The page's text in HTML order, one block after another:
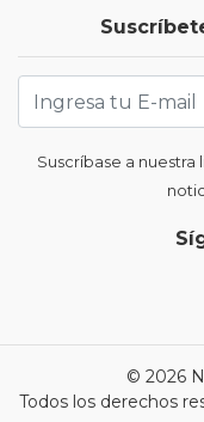
Suscríbase a
© 2026
Todos los derechos